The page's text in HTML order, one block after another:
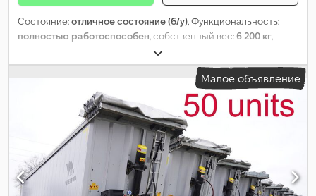
Состояние:отличное состояние (б/у), Функциональность:
полностью работоспособен, собственный вес:6 200 кг,
максимальная грузоподъёмность:
36 000 кг, конфигурация осей:3 оси, длина грузового отсека:
, ширина пространства для загрузки:2 500 мм,
высота грузового отсека:
, объем грузового
пространства:38 м³, подвеска: воздух, цвет:серый
, Год
2024, Оборудование:ABS, Wielton NW-3 / масса 6,2 т /
объём 38 м³ / электропривод крыши / тефлоновое покрытие /
50 шт. 2024 г. Технические характеристики Полная масса
36000 кг Масса 6200 кг Грузоподъёмность 29800 кг Объём 38
м³ Алюминиевый кузов с внутренними размерами: Длина 8,0
Малое объявление